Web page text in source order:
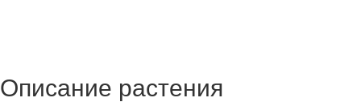
Описание растения